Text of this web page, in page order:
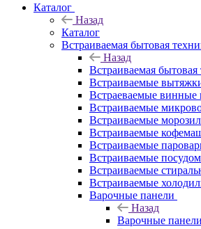
Каталог
Назад
Каталог
Встраиваемая бытовая
Назад
Встраиваемая бытовая
Встраиваемые
Встраеваемые
Встраиваемые
Встраиваемые
Встраиваемые
Встраиваемые
Встраиваемые
Встраиваемые
Встраиваемые
Варочные панели
Назад
Варочные панели